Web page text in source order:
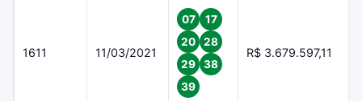
1611 11/03/2021
07
17
20
28
29
38
39
R$ 3.679.597,11